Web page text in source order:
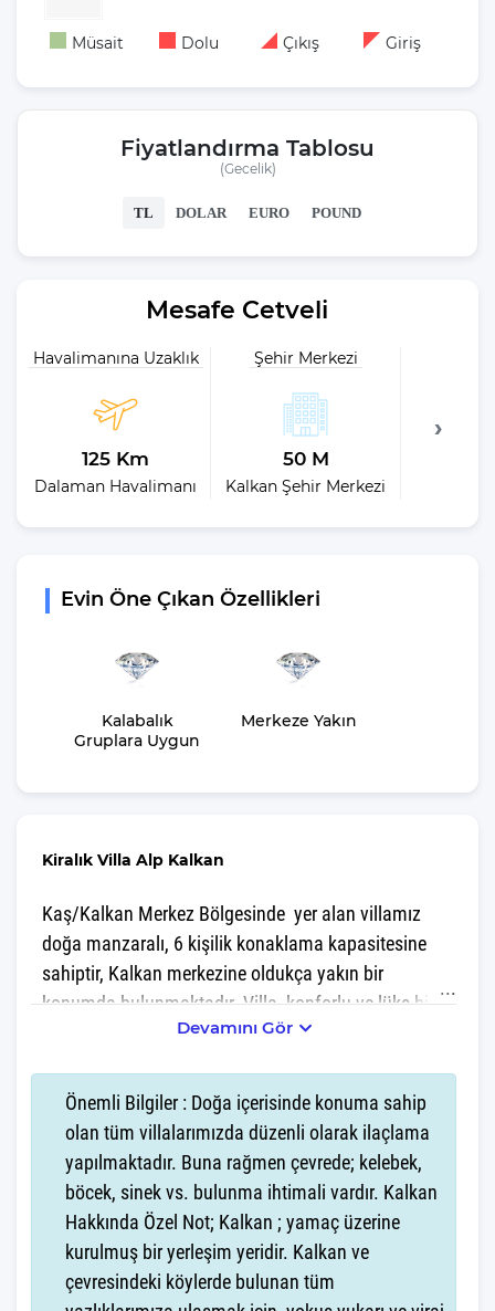
Müsait Dolu Çıkış Giriş
Fiyatlandırma Tablosu
(Gecelik)
TL DOLAR EURO POUND
Mesafe Cetveli
Havalimanına Uzaklık
125 Km
Dalaman Havalimanı
Şehir Merkezi
50 M
Kalkan Şehir Merkezi
Evin Öne Çıkan Özellikleri
Kalabalık
Gruplara Uygun
Merkeze Yakın
Kiralık Villa Alp Kalkan
Kaş/Kalkan Merkez Bölgesinde yer alan villamız
doğa manzaralı, 6 kişilik konaklama kapasitesine
sahiptir, Kalkan merkezine oldukça yakın bir
konumda bulunmaktadır. Villa, konforlu ve lüks bir
tatil deneyimi sunmaktadır.
oldukça uydur, konuklarına muazzam bir doğal
güzellik sunarken, geniş iç mekanları ve modern
donanımıyla konforlu bir konaklama olanağı tanır.
Ayrıca, merkezi konumu sayesinde Kalkan’ın
restoranlarına, plajlarına ve alışveriş bölgelerine
kolayca ulaşılabilir.
Tatil planlarınızın sizin için ne kadar kıymetli olduğunu derinden
Devamını Gör
Önemli Bilgiler : Doğa içerisinde konuma sahip
olan tüm villalarımızda düzenli olarak ilaçlama
yapılmaktadır. Buna rağmen çevrede; kelebek,
böcek, sinek vs. bulunma ihtimali vardır. Kalkan
Hakkında Özel Not; Kalkan ; yamaç üzerine
kurulmuş bir yerleşim yeridir. Kalkan ve
çevresindeki köylerde bulunan tüm